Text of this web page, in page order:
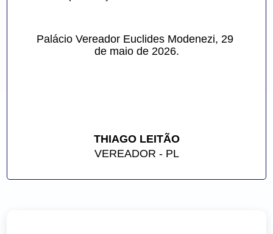
Palácio Vereador Euclides Modenezi, 29
de maio de 2026.
THIAGO LEITÃO
VEREADOR - PL